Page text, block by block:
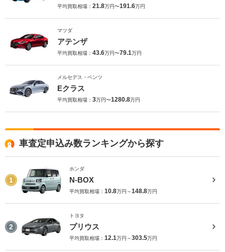
平均買取相場： 21.8万円〜191.6万円
マツダ
アテンザ
平均買取相場： 43.6万円〜79.1万円
メルセデス・ベンツ
Eクラス
平均買取相場： 3万円〜1280.8万円
車査定申込み数ランキングから探す
1
ホンダ
N-BOX
平均買取相場： 10.8万円～148.8万円
2
トヨタ
プリウス
平均買取相場： 12.1万円～303.5万円